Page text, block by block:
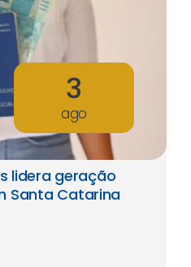
3
ago
lidera geração
Santa Catarina